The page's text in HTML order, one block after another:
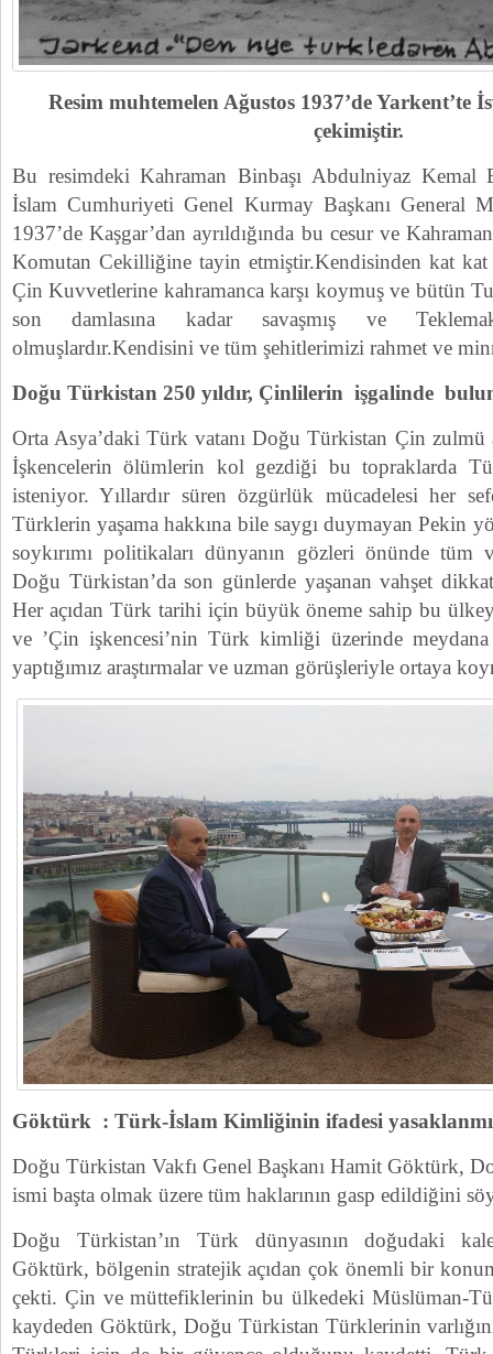
Resim muhtemelen Ağustos 1937’de Yarkent’te
çekimiştir.
Bu resimdeki Kahraman Binbaşı Abdulniyaz Kemal
İslam Cumhuriyeti Genel Kurmay Başkanı General
1937’de Kaşgar’dan ayrıldığında bu cesur ve
Komutan Cekilliğine tayin etmiştir.Kendisinden kat
Çin Kuvvetlerine kahramanca karşı koymuş ve bütün
son damlasına kadar savaşmış ve
olmuşlardır.Kendisini ve tüm şehitlerimizi rahmet ve
Doğu Türkistan 250 yıldır, Çinlilerin işgalinde
Orta Asya’daki Türk vatanı Doğu Türkistan Çin
İşkencelerin ölümlerin kol gezdiği bu topraklarda
isteniyor. Yıllardır süren özgürlük mücadelesi her
Türklerin yaşama hakkına bile saygı duymayan Pekin
soykırımı politikaları dünyanın gözleri önünde tüm
Doğu Türkistan’da son günlerde yaşanan vahşet
Her açıdan Türk tarihi için büyük öneme sahip bu
ve ’Çin işkencesi’nin Türk kimliği üzerinde
yaptığımız araştırmalar ve uzman görüşleriyle ortaya
Göktürk : Türk-İslam Kimliğinin ifadesi
Doğu Türkistan Vakfı Genel Başkanı Hamit Göktürk,
ismi başta olmak üzere tüm haklarının gasp edildiğini
Doğu Türkistan’ın Türk dünyasının doğudaki
Göktürk, bölgenin stratejik açıdan çok önemli bir
çekti. Çin ve müttefiklerinin bu ülkedeki Müslüman-
kaydeden Göktürk, Doğu Türkistan Türklerinin